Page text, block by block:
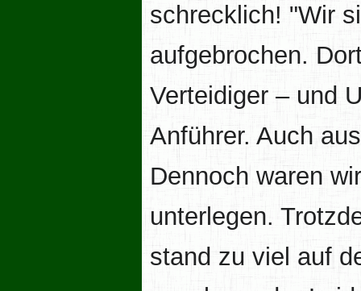
schrecklich! "Wir
aufgebrochen.
Verteidiger – und
Anführer. Auch
Dennoch waren
unterlegen.
stand zu viel auf